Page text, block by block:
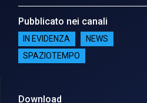
Pubblicato nei canali
IN EVIDENZA
NEWS
SPAZIOTEMPO
Download